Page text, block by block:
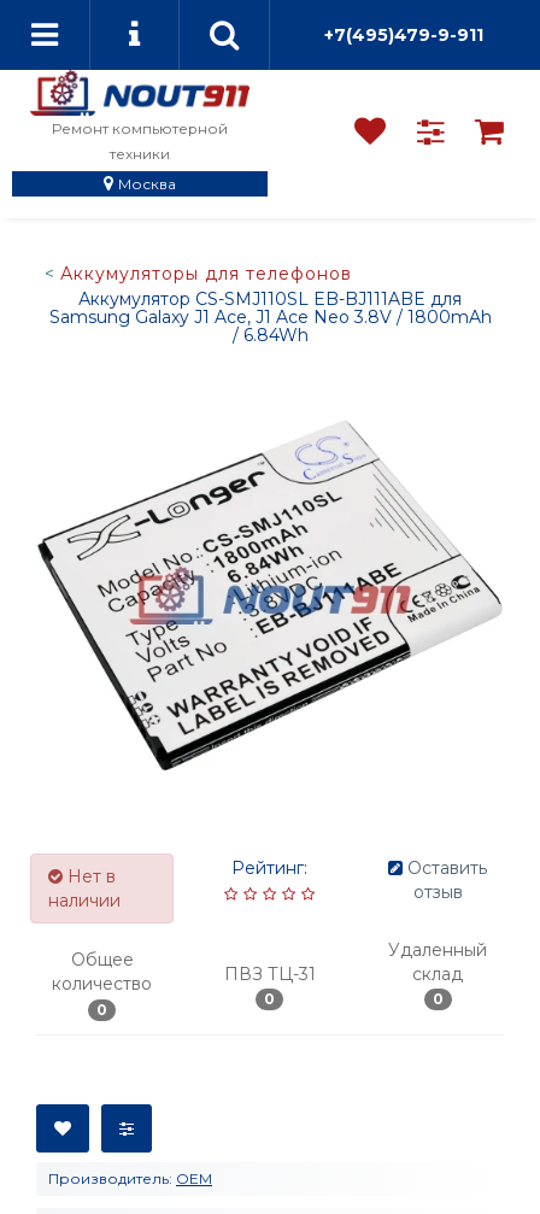
+7(495)479-9-911
Ремонт компьютерной
техники
Москва
Аккумуляторы для телефонов
Аккумулятор CS-SMJ110SL EB-BJ111ABE для
Samsung Galaxy J1 Ace, J1 Ace Neo 3.8V / 1800mAh
/ 6.84Wh
Нет в
наличии
Общее
количество
0
Рейтинг:
ПВЗ ТЦ-31
0
Оставить
отзыв
Удаленный
склад
0
Производитель: OEM